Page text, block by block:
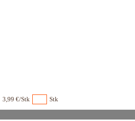
3,99 €/Stk Stk